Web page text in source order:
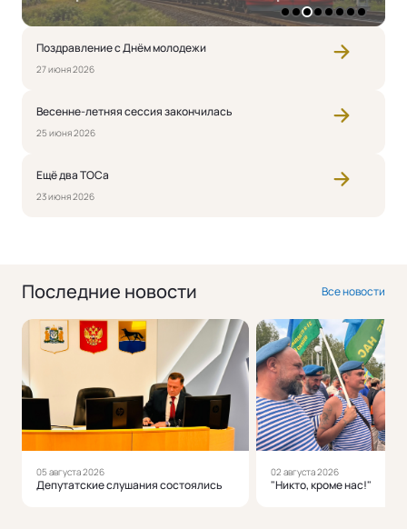
1 2 3 4 5 6 7 8
Поздравление с Днём молодежи
27 июня 2026
Весенне-летняя сессия закончилась
25 июня 2026
Ещё два ТОСа
23 июня 2026
Последние новости Все новости
05 августа 2026
Депутатские слушания состоялись
02 августа 2026
"Никто, кроме нас!"